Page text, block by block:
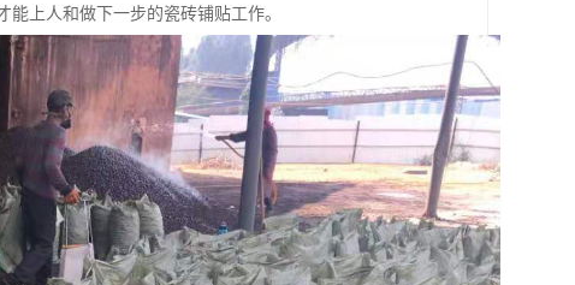
上人和做下一步的瓷砖铺贴工作。